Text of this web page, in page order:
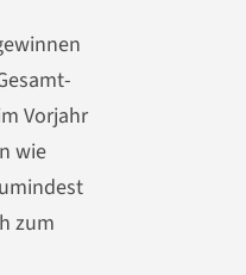
Vorjahr
wie
zum